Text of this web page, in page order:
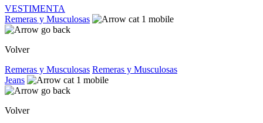
VESTIMENTA
Remeras y Musculosas
Volver
Remeras y Musculosas Remeras y Musculosas
Jeans
Volver